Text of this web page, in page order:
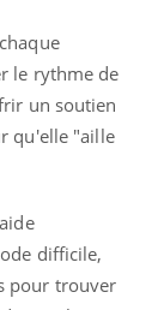
le rythme de
un soutien
qu'elle "aille
difficile,
pour trouver